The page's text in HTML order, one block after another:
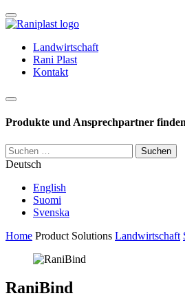
Skip
to
Landwirtschaft
Rani Plast
Kontakt
Haku
Produkte und Ansprechpartner
Suchen
nach:
Deutsch
English
Suomi
Svenska
Home Product Solutions Landwirtschaft
RaniBind